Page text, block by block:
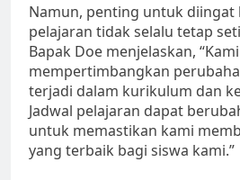
Namun, penting untuk diingat
pelajaran tidak selalu tetap
Bapak Doe menjelaskan,
mempertimbangkan
terjadi dalam kurikulum dan
Jadwal pelajaran dapat
untuk memastikan kami
yang terbaik bagi siswa kami.”